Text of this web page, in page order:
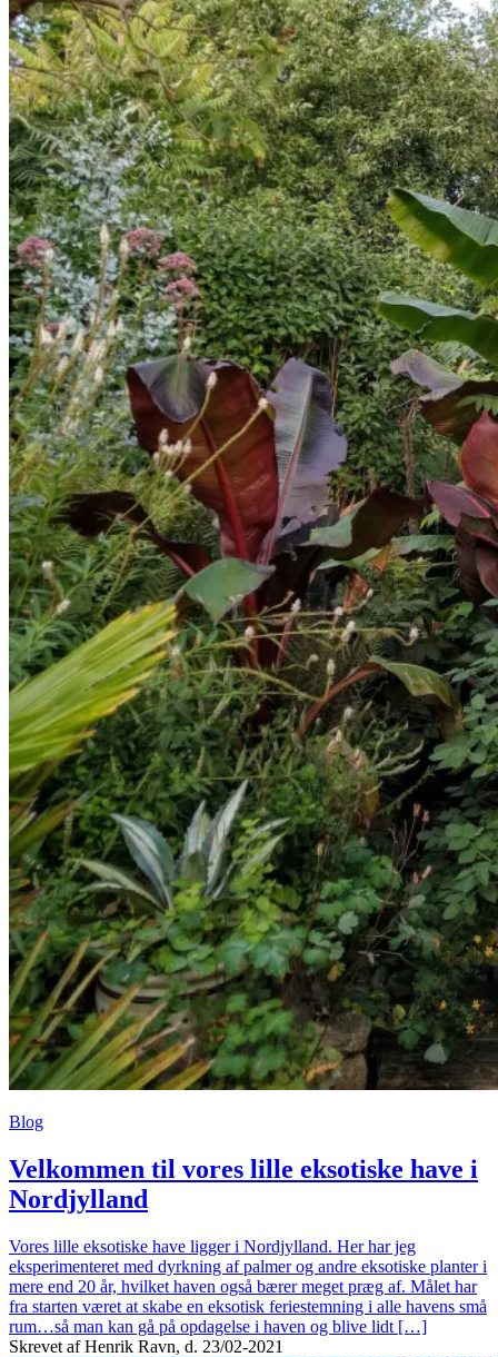
Blog
Velkommen til vores lille eksotiske have i
Nordjylland
Vores lille eksotiske have ligger i Nordjylland. Her har jeg
eksperimenteret med dyrkning af palmer og andre eksotiske planter i
mere end 20 år, hvilket haven også bærer meget præg af. Målet har
fra starten været at skabe en eksotisk feriestemning i alle havens små
rum…så man kan gå på opdagelse i haven og blive lidt […]
Skrevet af Henrik Ravn, d. 23/02-2021